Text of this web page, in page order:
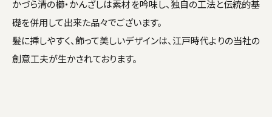
かづら清の櫛・かんざしは素材を吟味し、独自の工法と伝統的基
礎を併用して出来た品々でございます。
髪に挿しやすく、飾って美しいデザインは、江戸時代よりの当社の
創意工夫が生かされております。